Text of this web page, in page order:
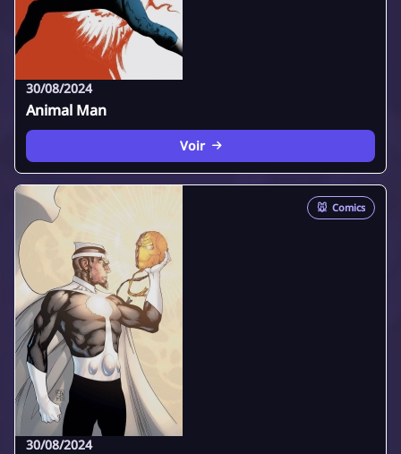
30/08/2024
Animal Man
Voir
🐭 Comics
30/08/2024